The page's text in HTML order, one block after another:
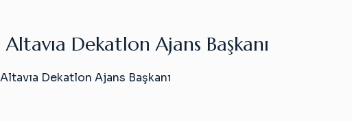
Altavıa Dekatlon Ajans Başkanı
Dekatlon Ajans Başkanı